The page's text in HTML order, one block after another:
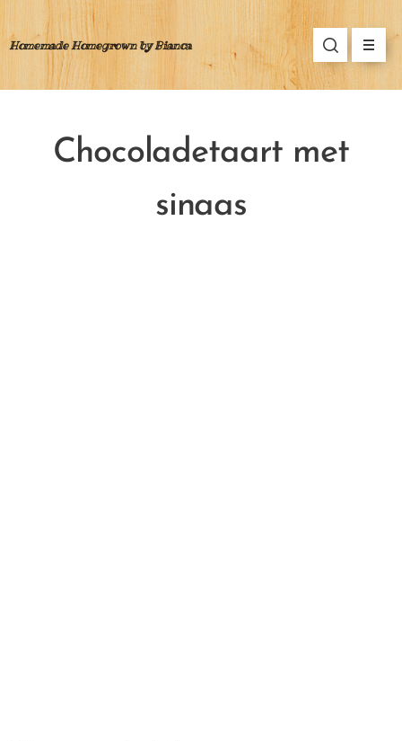
Homemade Homegrown by Bianca
Chocoladetaart met
sinaas